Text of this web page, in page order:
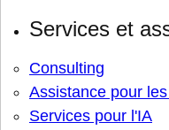
Services et
Consulting
Assistance pour
Services pour l'IA